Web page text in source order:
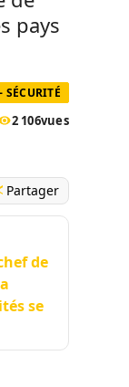
pays
SÉCURITÉ
2 106vues
Partager
de
se